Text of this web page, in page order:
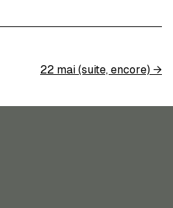
22 mai (suite, encore) →